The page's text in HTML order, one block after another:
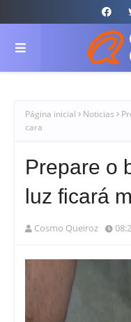
Página inicial Noticias
cara
Prepare o
luz ficará
Cosmo Queiroz